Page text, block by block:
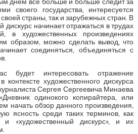
своего государства, интересуется
страны, так и зарубежных стран. В
дискурс начинает отражаться в трудах
в художественных произведениях
образом, можно сделать вывод, что
соединяться, объединяться с
будет интересовать отражение
контексте художественного дискурса
Сергея Сергеевича Минаева
одинокого копирайтера, или
начать обзор данного произведения,
ясность среди таких терминов, как
и «художественный дискурс», и их